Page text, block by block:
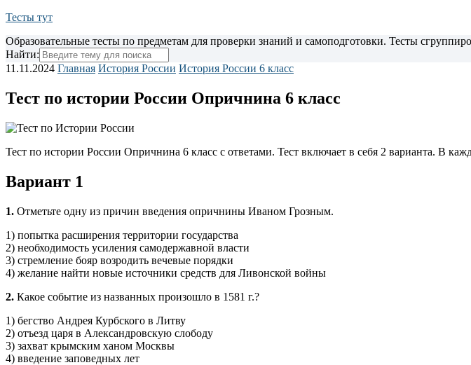
Тесты тут
Образовательные тесты по предметам для проверки знаний и самоподготовки. Тесты
Найти:
11.11.2024 Главная История России История России 6 класс
Тест по истории России Опричнина 6 класс
Тест по истории России Опричнина 6 класс с ответами. Тест включает в себя 2 варианта. В
Вариант 1
1. Отметьте одну из причин введения опричнины Иваном Грозным.
1) попытка расширения территории государства
2) необходимость усиления самодержавной власти
3) стремление бояр возродить вечевые порядки
4) желание найти новые источники средств для Ливонской войны
2. Какое событие из названных произошло в 1581 г.?
1) бегство Андрея Курбского в Литву
2) отъезд царя в Александровскую слободу
3) захват крымским ханом Москвы
4) введение заповедных лет